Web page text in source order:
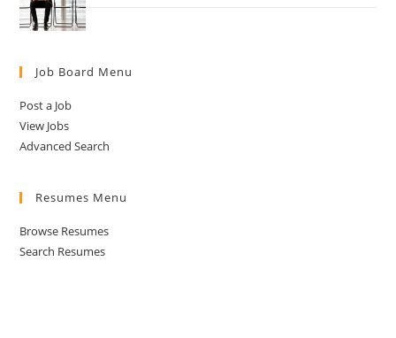
Job Board Menu
Post a Job
View Jobs
Advanced Search
Resumes Menu
Browse Resumes
Search Resumes